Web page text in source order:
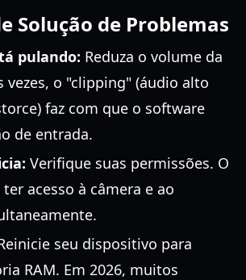
Solução de Problemas
pulando: Reduza o volume da
vezes, o "clipping" (áudio alto
faz com que o software
de entrada.
Verifique suas permissões. O
acesso à câmera e ao
seu dispositivo para
RAM. Em 2026, muitos